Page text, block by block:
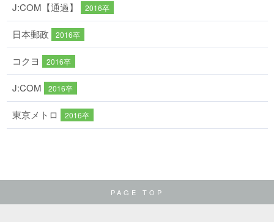
J:COM【通過】 2016卒
日本郵政 2016卒
コクヨ 2016卒
J:COM 2016卒
東京メトロ 2016卒
PAGE TOP